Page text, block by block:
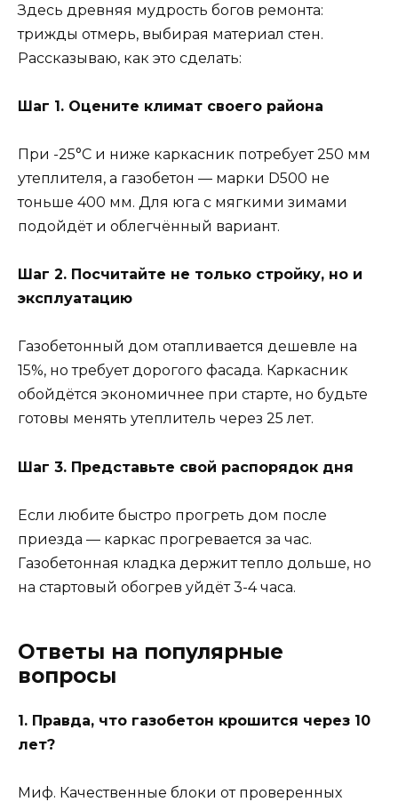
Здесь древняя мудрость богов ремонта:
трижды отмерь, выбирая материал стен.
Рассказываю, как это сделать:
Шаг 1. Оцените климат своего района
При -25°С и ниже каркасник потребует 250 мм
утеплителя, а газобетон — марки D500 не
тоньше 400 мм. Для юга с мягкими зимами
подойдёт и облегчённый вариант.
Шаг 2. Посчитайте не только стройку, но и
эксплуатацию
Газобетонный дом отапливается дешевле на
15%, но требует дорогого фасада. Каркасник
обойдётся экономичнее при старте, но будьте
готовы менять утеплитель через 25 лет.
Шаг 3. Представьте свой распорядок дня
Если любите быстро прогреть дом после
приезда — каркас прогревается за час.
Газобетонная кладка держит тепло дольше, но
на стартовый обогрев уйдёт 3-4 часа.
Ответы на популярные
вопросы
1. Правда, что газобетон крошится через 10
лет?
Миф. Качественные блоки от проверенных